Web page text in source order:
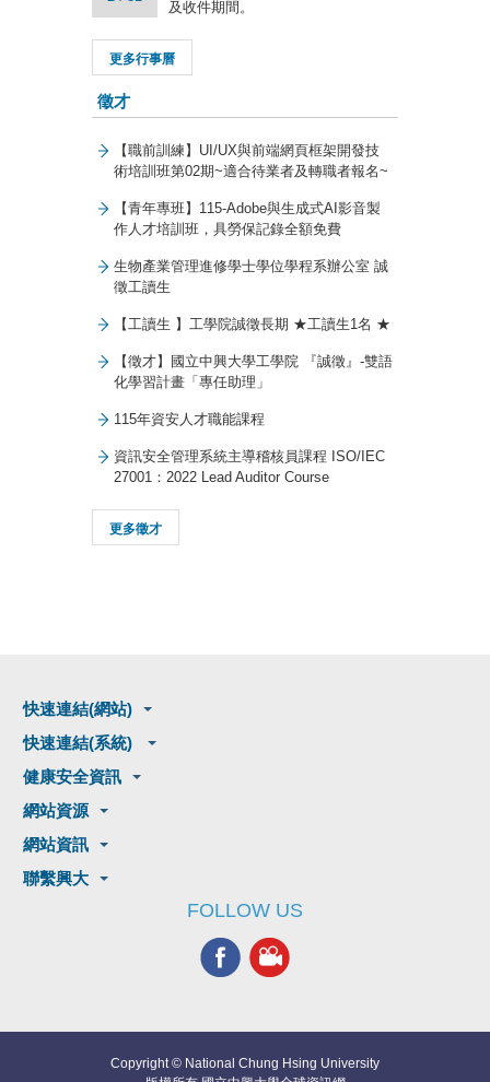
及收件期間。
更多行事曆
徵才
【職前訓練】UI/UX與前端網頁框架開發技
術培訓班第02期~適合待業者及轉職者報名~
【青年專班】115-Adobe與生成式AI影音製
作人才培訓班，具勞保記錄全額免費
生物產業管理進修學士學位學程系辦公室 誠
徵工讀生
【工讀生 】工學院誠徵長期 ★工讀生1名 ★
【徵才】國立中興大學工學院 『誠徵』-雙語
化學習計畫「專任助理」
115年資安人才職能課程
資訊安全管理系統主導稽核員課程 ISO/IEC
27001：2022 Lead Auditor Course
更多徵才
快速連結(網站)
快速連結(系統)
健康安全資訊
網站資源
網站資訊
聯繫興大
FOLLOW US
Copyright © National Chung Hsing University